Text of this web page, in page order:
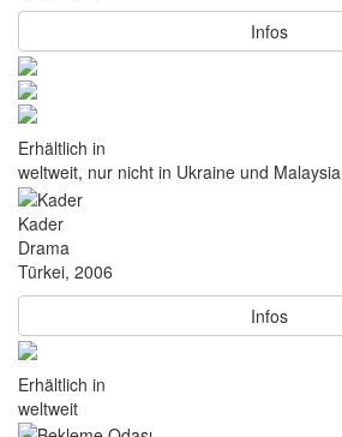
Infos
Erhältlich in
weltweit, nur nicht in Ukraine und Malaysia
Kader
Drama
Türkei, 2006
Infos
Erhältlich in
weltweit